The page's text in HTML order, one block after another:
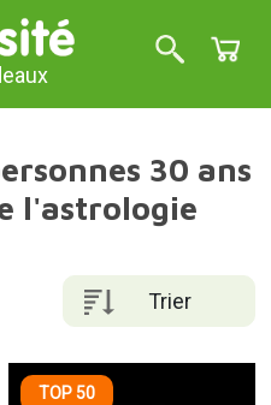
30 ans
l'astrologie
Trier
TOP 50